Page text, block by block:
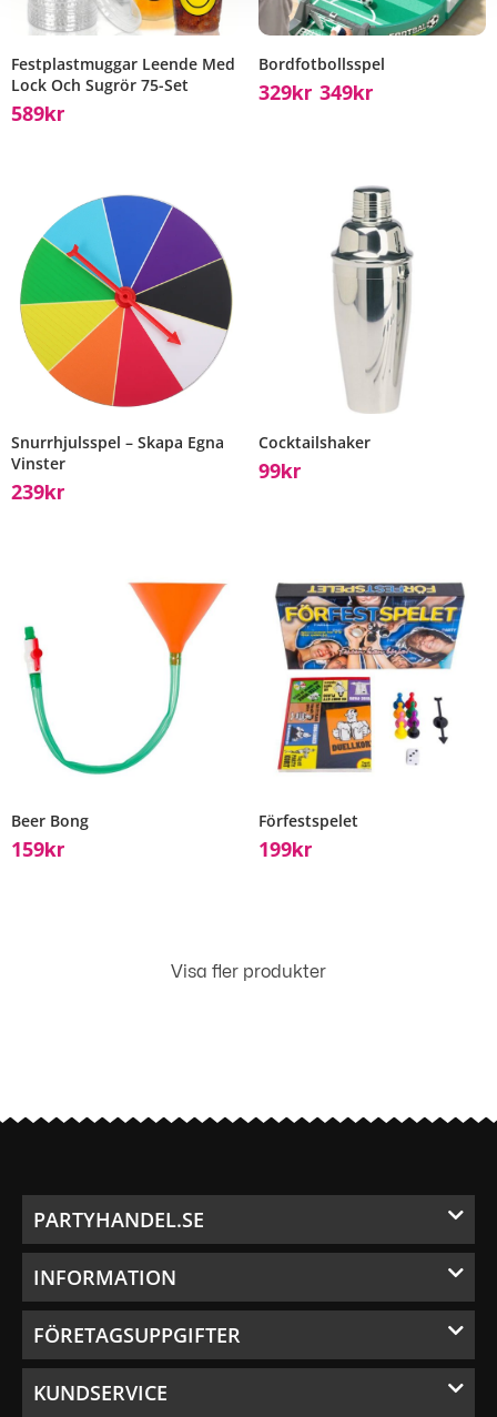
Festplastmuggar Leende Med
Lock Och Sugrör 75-Set
589Kr
Bordfotbollsspel
329Kr 349Kr
Snurrhjulsspel – Skapa Egna
Vinster
239Kr
Cocktailshaker
99Kr
Beer Bong
159Kr
Förfestspelet
199Kr
Visa fler produkter
PARTYHANDEL.SE
INFORMATION
FÖRETAGSUPPGIFTER
KUNDSERVICE